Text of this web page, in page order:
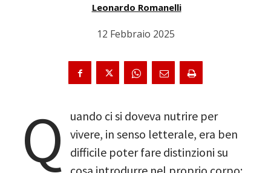
Leonardo Romanelli
12 Febbraio 2025
Q
uando ci si doveva nutrire per
vivere, in senso letterale, era ben
difficile poter fare distinzioni su